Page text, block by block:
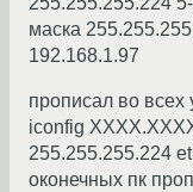
маска
192.168.1.97
прописал во всех
iconfig
255.255.255.224
оконечных пк